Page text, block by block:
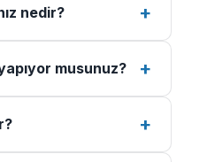
nedir?
musunuz?